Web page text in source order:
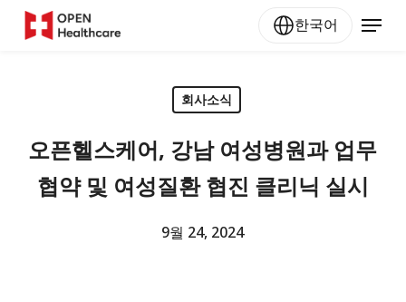
Skip
한국어 Menu
회사소식
오픈헬스케어, 강남 여성병원과 업무
협약 및 여성질환 협진 클리닉 실시
9월 24, 2024